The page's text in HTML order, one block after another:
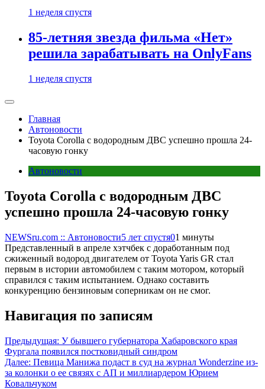
1 неделя спустя
85-летняя звезда фильма «Нет»
решила зарабатывать на OnlyFans
1 неделя спустя
Главная
Автоновости
Toyota Corolla с водородным ДВС успешно прошла 24-
часовую гонку
Автоновости
Toyota Corolla с водородным ДВС
успешно прошла 24-часовую гонку
NEWSru.com :: Автоновости5 лет спустя01 минуты
Представленный в апреле хэтчбек с доработанным под
сжиженный водород двигателем от Toyota Yaris GR стал
первым в истории автомобилем с таким мотором, который
справился с таким испытанием. Однако составить
конкуренцию бензиновым соперникам он не смог.
Навигация по записям
Предыдущая: У бывшего губернатора Хабаровского края
Фургала появился постковидный синдром
Далее: Певица Манижа подаст в суд на журнал Wonderzine из-
за колонки о ее связях с АП и миллиардером Юрием
Ковальчуком